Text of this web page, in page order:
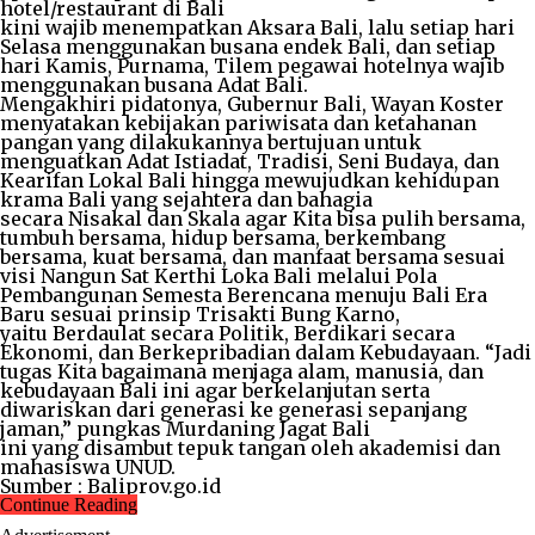
hotel/restaurant di Bali
kini wajib menempatkan Aksara Bali, lalu setiap hari
Selasa menggunakan busana endek Bali, dan setiap
hari Kamis, Purnama, Tilem pegawai hotelnya wajib
menggunakan busana Adat Bali.
Mengakhiri pidatonya, Gubernur Bali, Wayan Koster
menyatakan kebijakan pariwisata dan ketahanan
pangan yang dilakukannya bertujuan untuk
menguatkan Adat Istiadat, Tradisi, Seni Budaya, dan
Kearifan Lokal Bali hingga mewujudkan kehidupan
krama Bali yang sejahtera dan bahagia
secara Nisakal dan Skala agar Kita bisa pulih bersama,
tumbuh bersama, hidup bersama, berkembang
bersama, kuat bersama, dan manfaat bersama sesuai
visi Nangun Sat Kerthi Loka Bali melalui Pola
Pembangunan Semesta Berencana menuju Bali Era
Baru sesuai prinsip Trisakti Bung Karno,
yaitu Berdaulat secara Politik, Berdikari secara
Ekonomi, dan Berkepribadian dalam Kebudayaan. “Jadi
tugas Kita bagaimana menjaga alam, manusia, dan
kebudayaan Bali ini agar berkelanjutan serta
diwariskan dari generasi ke generasi sepanjang
jaman,” pungkas Murdaning Jagat Bali
ini yang disambut tepuk tangan oleh akademisi dan
mahasiswa UNUD.
Sumber : Baliprov.go.id
Continue Reading